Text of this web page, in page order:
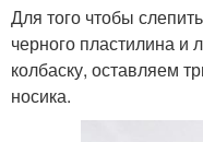
Для того чтобы
черного пластилина и
колбаску, оставляем
носика.